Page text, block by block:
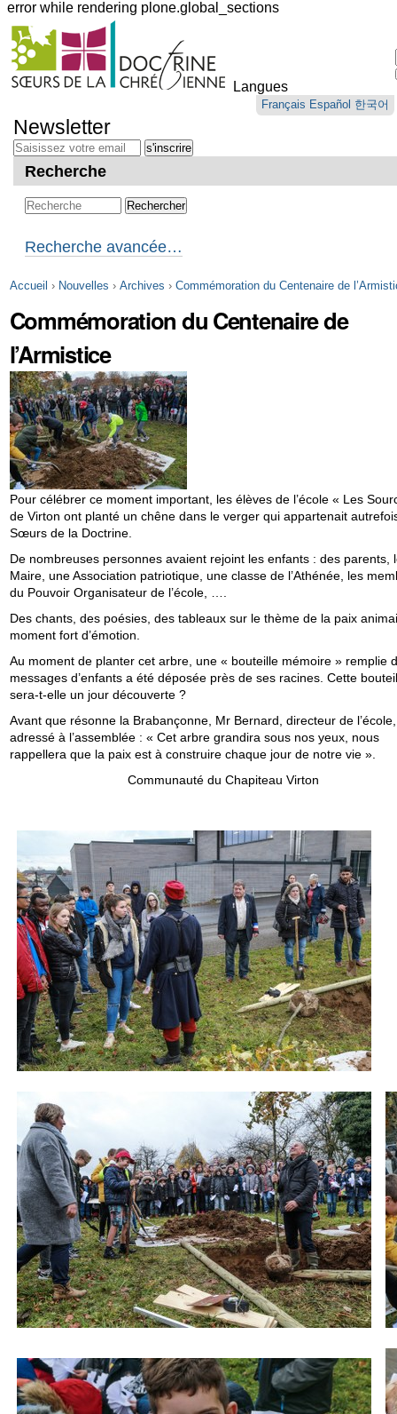
error while rendering plone.global_sections
Outils
personnels
Langues
Français Español 한국어
au
contenu.
Aller
navigation
Newsletter
Recherche
Recherche avancée…
Accueil › Nouvelles › Archives › Commémoration du Centenaire de
Commémoration du Centenaire de
l’Armistice
Pour célébrer ce moment important, les élèves de l’école « Les
de Virton ont planté un chêne dans le verger qui appartenait
Sœurs de la Doctrine.
De nombreuses personnes avaient rejoint les enfants : des parents,
Maire, une Association patriotique, une classe de l’Athénée, les
du Pouvoir Organisateur de l’école, ….
Des chants, des poésies, des tableaux sur le thème de la paix
moment fort d’émotion.
Au moment de planter cet arbre, une « bouteille mémoire » remplie
messages d’enfants a été déposée près de ses racines. Cette
sera-t-elle un jour découverte ?
Avant que résonne la Brabançonne, Mr Bernard, directeur de l’école,
adressé à l’assemblée : « Cet arbre grandira sous nos yeux, nous
rappellera que la paix est à construire chaque jour de notre vie ».
Communauté du Chapiteau Virton